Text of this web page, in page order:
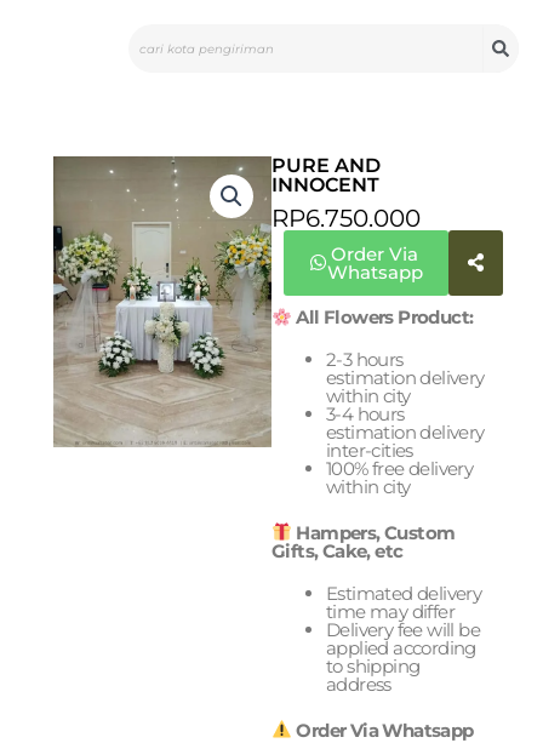
PURE AND
INNOCENT
RP6.750.000
Order Via
Whatsapp
All Flowers Product:
2-3 hours
estimation delivery
within city
3-4 hours
estimation delivery
inter-cities
100% free delivery
within city
Hampers, Custom
Gifts, Cake, etc
Estimated delivery
time may differ
Delivery fee will be
applied according
to shipping
address
Order Via Whatsapp